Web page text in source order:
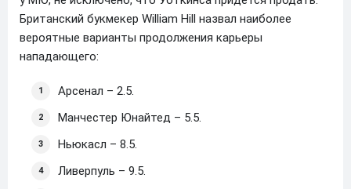
Британский букмекер William Hill назвал наиболее
вероятные варианты продолжения карьеры
нападающего:
Арсенал – 2.5.
Манчестер Юнайтед – 5.5.
Ньюкасл – 8.5.
Ливерпуль – 9.5.